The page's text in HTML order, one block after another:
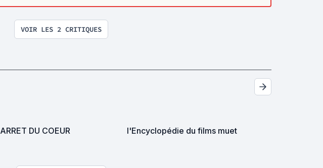
VOIR LES 2 CRITIQUES
ARRET DU COEUR l'Encyclopédie du films muet